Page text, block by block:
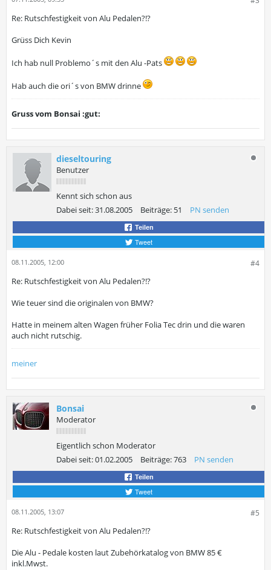
Re: Rutschfestigkeit von Alu Pedalen?!?
Grüss Dich Kevin
Ich hab null Problemo´s mit den Alu -Pats
Hab auch die ori´s von BMW drinne
Gruss vom Bonsai :gut:
dieseltouring
Benutzer
Kennt sich schon aus
Dabei seit:31.08.2005 Beiträge: 51 PN senden
Teilen
Tweet
#4
08.11.2005, 12:00
Re: Rutschfestigkeit von Alu Pedalen?!?
Wie teuer sind die originalen von BMW?
Hatte in meinem alten Wagen früher Folia Tec drin und die waren
auch nicht rutschig.
meiner
Bonsai
Moderator
Eigentlich schon Moderator
Dabei seit:01.02.2005 Beiträge:763 PN senden
Teilen
Tweet
#5
08.11.2005, 13:07
Re: Rutschfestigkeit von Alu Pedalen?!?
Die Alu - Pedale kosten laut Zubehörkatalog von BMW 85 €
inkl.Mwst.